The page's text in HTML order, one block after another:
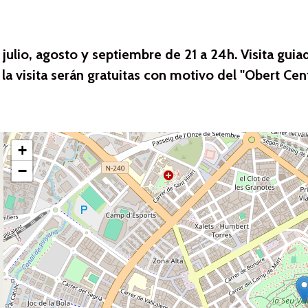
agosto y septiembre de 21 a 24h. Visita
visita serán gratuitas con motivo del "Obert
+
−